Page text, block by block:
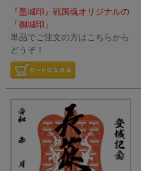
『墨城印』戦国魂オリジナルの
「御城印」
単品でご注文の方はこちらから
どうぞ！